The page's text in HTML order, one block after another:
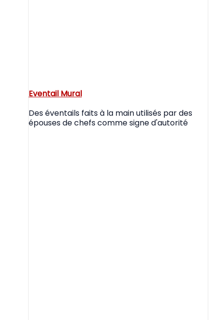
Eventail Mural
Des éventails faits à la main utilisés par des
épouses de chefs comme signe d'autorité